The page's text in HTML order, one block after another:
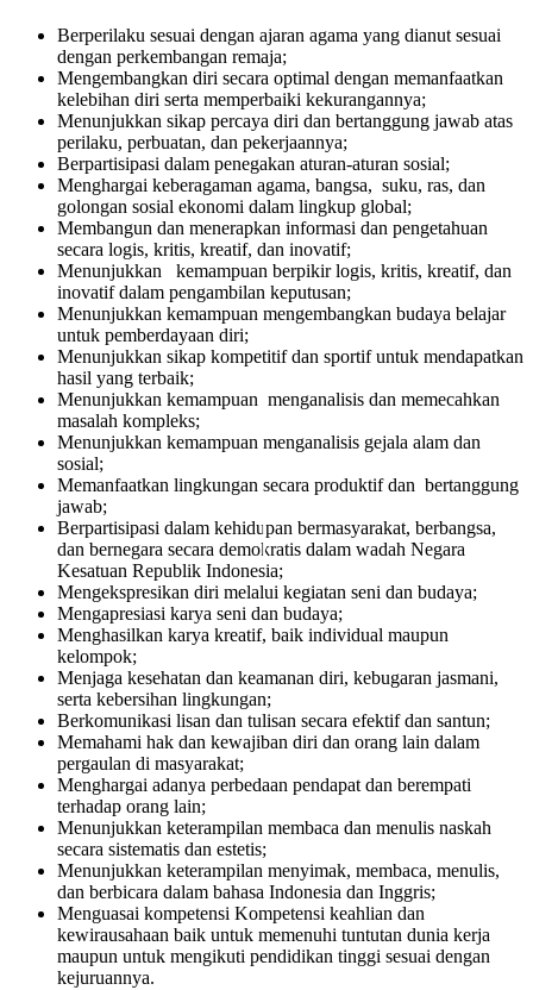
Berperilaku sesuai dengan ajaran agama yang dianut sesuai
dengan perkembangan remaja;
Mengembangkan diri secara optimal dengan memanfaatkan
kelebihan diri serta memperbaiki kekurangannya;
Menunjukkan sikap percaya diri dan bertanggung jawab atas
perilaku, perbuatan, dan pekerjaannya;
Berpartisipasi dalam penegakan aturan-aturan sosial;
Menghargai keberagaman agama, bangsa, suku, ras, dan
golongan sosial ekonomi dalam lingkup global;
Membangun dan menerapkan informasi dan pengetahuan
secara logis, kritis, kreatif, dan inovatif;
Menunjukkan kemampuan berpikir logis, kritis, kreatif, dan
inovatif dalam pengambilan keputusan;
Menunjukkan kemampuan mengembangkan budaya belajar
untuk pemberdayaan diri;
Menunjukkan sikap kompetitif dan sportif untuk mendapatkan
hasil yang terbaik;
Menunjukkan kemampuan menganalisis dan memecahkan
masalah kompleks;
Menunjukkan kemampuan menganalisis gejala alam dan
sosial;
Memanfaatkan lingkungan secara produktif dan bertanggung
jawab;
Berpartisipasi dalam kehidupan bermasyarakat, berbangsa,
dan bernegara secara demokratis dalam wadah Negara
Kesatuan Republik Indonesia;
Mengekspresikan diri melalui kegiatan seni dan budaya;
Mengapresiasi karya seni dan budaya;
Menghasilkan karya kreatif, baik individual maupun
kelompok;
Menjaga kesehatan dan keamanan diri, kebugaran jasmani,
serta kebersihan lingkungan;
Berkomunikasi lisan dan tulisan secara efektif dan santun;
Memahami hak dan kewajiban diri dan orang lain dalam
pergaulan di masyarakat;
Menghargai adanya perbedaan pendapat dan berempati
terhadap orang lain;
Menunjukkan keterampilan membaca dan menulis naskah
secara sistematis dan estetis;
Menunjukkan keterampilan menyimak, membaca, menulis,
dan berbicara dalam bahasa Indonesia dan Inggris;
Menguasai kompetensi Kompetensi keahlian dan
kewirausahaan baik untuk memenuhi tuntutan dunia kerja
maupun untuk mengikuti pendidikan tinggi sesuai dengan
kejuruannya.